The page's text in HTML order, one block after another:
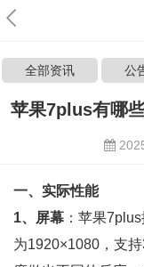
全部资讯 公
苹果7plus有哪
一、实际性能
1、屏幕 ：苹果
为1920×1080，支